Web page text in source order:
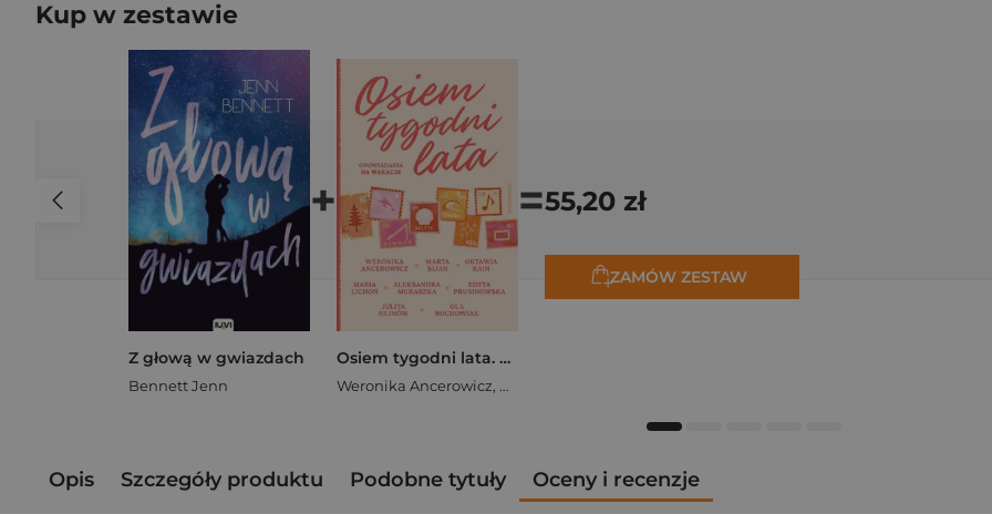
Kup w zestawie
Z głową w gwiazdach
Bennett Jenn
+
Osiem tygodni lata. Opowiadania na wakacje
Weronika Ancerowicz, Marta Bijan
=55,20 zł
ZAMÓW ZESTAW
Opis Szczegóły produktu Podobne tytuły Oceny i recenzje